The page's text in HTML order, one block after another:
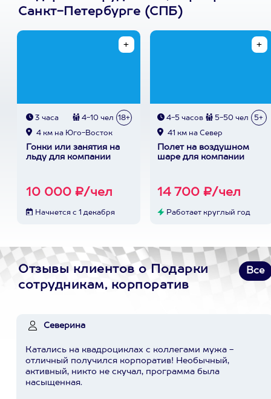
Санкт-Петербурге (СПБ)
3 часа 4-10 чел 18+
4 км на Юго-Восток
Гонки или занятия на
льду для компании
10 000 ₽/чел
Начнется с 1 декабря
4-5 часов 5-50 чел 5+
41 км на Север
Полет на воздушном
шаре для компании
14 700 ₽/чел
Работает круглый год
Отзывы клиентов о Подарки
сотрудникам, корпоратив
Все
Северина
Катались на квадроциклах с коллегами мужа -
отличный получился корпоратив! Необычный,
активный, никто не скучал, программа была
насыщенная.